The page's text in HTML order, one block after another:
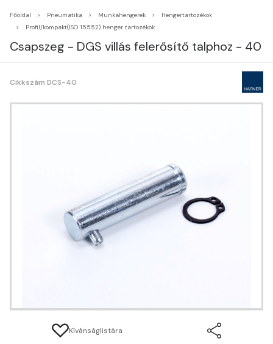
Főoldal Pneumatika Munkahengerek
Hengertartozékok
Profil/kompakt(ISO 15552) henger tartozékok
Csapszeg - DGS villás felerősítő talphoz - 40
Cikkszám DCS-40
Kívánságlistára